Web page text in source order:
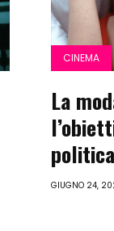
CINEMA
La
GIUGNO 24,